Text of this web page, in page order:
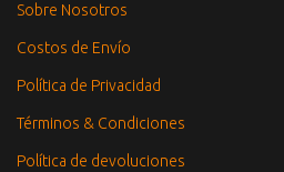
Sobre Nosotros
Costos de Envío
Política de Privacidad
Términos & Condiciones
Política de devoluciones